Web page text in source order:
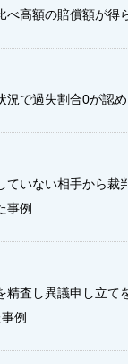
べ高額の賠償額が得
況で過失割合0が認
ていない相手から裁
事例
精査し異議申し立て
例